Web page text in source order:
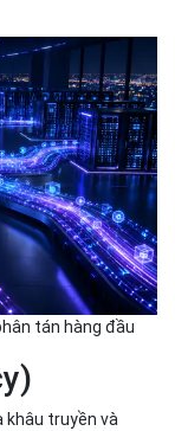
tán hàng đầu
khâu truyền và